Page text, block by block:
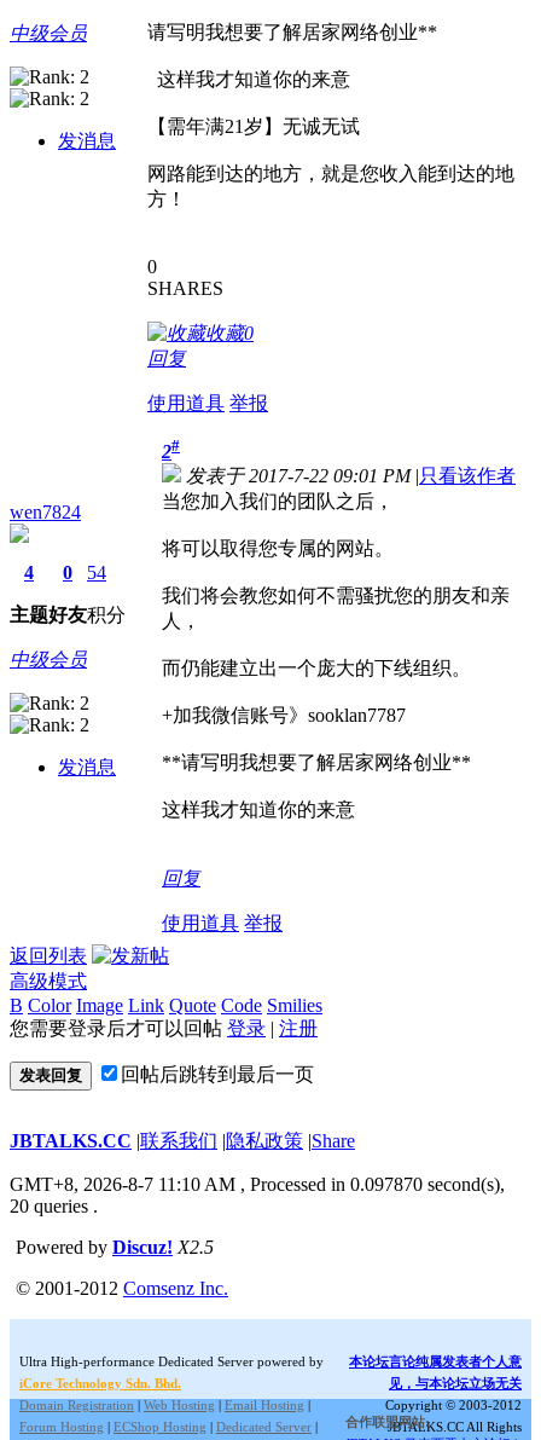
中级会员
发消息
请写明我想要了解居家网络创业**
这样我才知道你的来意
【需年满21岁】无诚无试
网路能到达的地方，就是您收入能到达的地
方！
0
SHARES
收藏0
回复
使用道具 举报
wen7824
4
主题
0
好友
54
积分
中级会员
发消息
2#
发表于 2017-7-22 09:01 PM |只看该作者
当您加入我们的团队之后，
将可以取得您专属的网站。
我们将会教您如何不需骚扰您的朋友和亲
人，
而仍能建立出一个庞大的下线组织。
+加我微信账号》sooklan7787
**请写明我想要了解居家网络创业**
这样我才知道你的来意
回复
使用道具 举报
返回列表
高级模式
B Color Image Link Quote Code Smilies
您需要登录后才可以回帖 登录 | 注册
发表回复 回帖后跳转到最后一页
JBTALKS.CC |联系我们 |隐私政策 |Share
GMT+8, 2026-8-7 11:10 AM , Processed in 0.097870 second(s),
20 queries .
Powered by Discuz! X2.5
© 2001-2012 Comsenz Inc.
Ultra High-performance Dedicated Server powered by
iCore Technology Sdn. Bhd.
Domain Registration | Web Hosting | Email Hosting |
Forum Hosting | ECShop Hosting | Dedicated Server |
本论坛言论纯属发表者个人意
见，与本论坛立场无关
Copyright © 2003-2012
JBTALKS.CC All Rights
合作联盟网站: